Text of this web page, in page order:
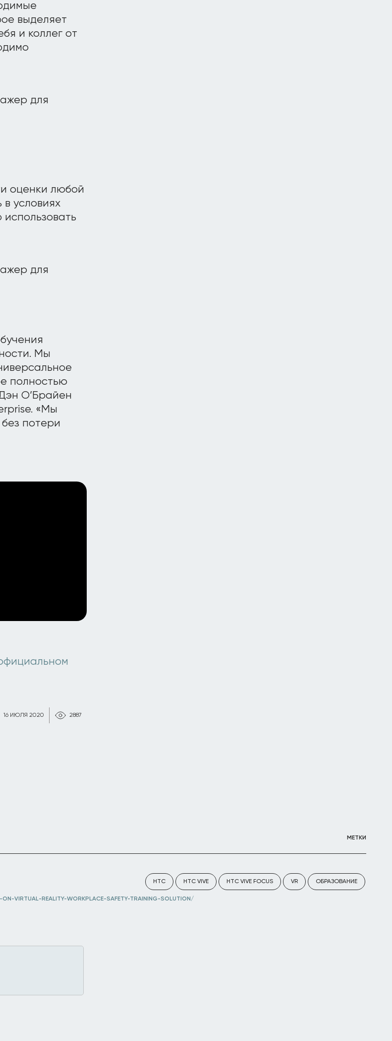
16 ИЮЛЯ 2020 2887
выделяет
и коллег от
оценки любой
условиях
Мы
полностью
О’Брайен
«Мы
потери
МЕТКИ
HTC HTC VIVE HTC VIVE FOCUS VR ОБРАЗОВАНИЕ
VIRTUAL-REALITY-WORKPLACE-SAFETY-TRAINING-SOLUTION/